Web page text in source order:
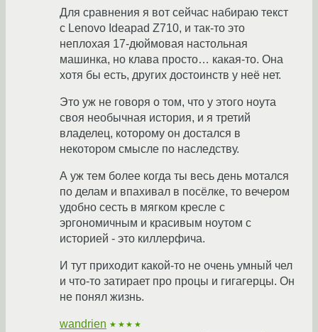
Для сравнения я вот сейчас набираю текст
с Lenovo Ideapad Z710, и так-то это
неплохая 17-дюймовая настольная
машинка, но клава просто… какая-то. Она
хотя бы есть, других достоинств у неё нет.
Это уж не говоря о том, что у этого ноута
своя необычная история, и я третий
владелец, которому он достался в
некотором смысле по наследству.
А уж тем более когда ты весь день мотался
по делам и впахивал в посёлке, то вечером
удобно сесть в мягком кресле с
эргономичным и красивым ноутом с
историей - это киллерфича.
И тут приходит какой-то не очень умный чел
и что-то затирает про процы и гигагерцы. Он
не понял жизнь.
wandrien ★★★★